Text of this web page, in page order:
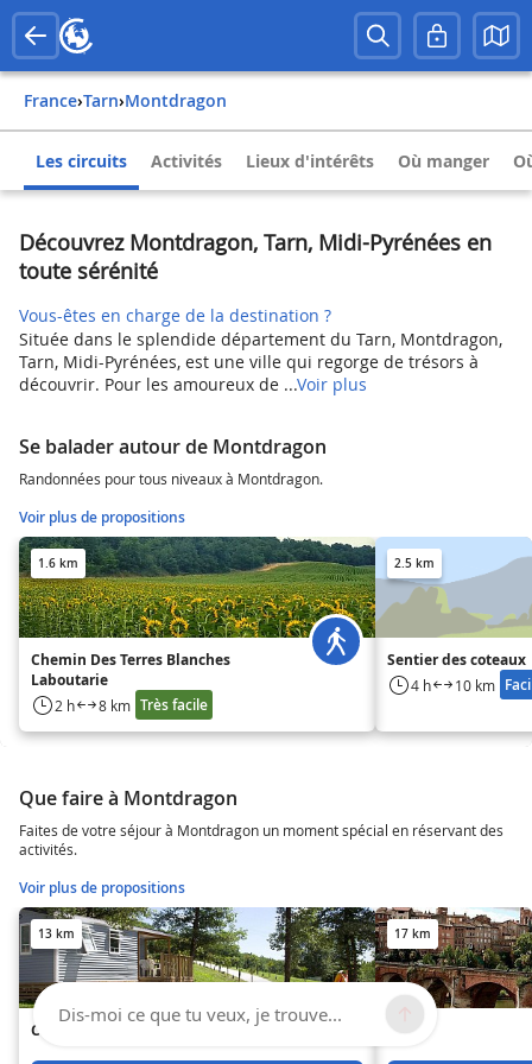
France› Tarn› Montdragon
Les circuits Activités Lieux d'intérêts Où manger
Découvrez Montdragon, Tarn, Midi-Pyrénées en
toute sérénité
Vous-êtes en charge de la destination ?
Située dans le splendide département du Tarn, Montdragon,
Tarn, Midi-Pyrénées, est une ville qui regorge de trésors à
découvrir. Pour les amoureux de ...Voir plus
Se balader autour de Montdragon
Randonnées pour tous niveaux à Montdragon.
Voir plus de propositions
1.6 km
Chemin Des Terres Blanches
Laboutarie
2 h 8 km Très facile
2.5 km
Sentier des coteaux
4 h 10 km
Que faire à Montdragon
Faites de votre séjour à Montdragon un moment spécial en réservant des
activités.
Voir plus de propositions
13 km
Camping de Rousieux
17 km
Albi
Dis-moi ce que tu veux, je trouve...